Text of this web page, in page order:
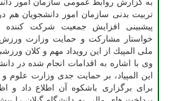
به گزارش روابط عمومی سازمان امور
تربیت بدنی سازمان امور دانشجویان هم
پیشبینی افزایش جمعیت شركت كننده
خواستار مشاركت و حمایت وزارت ورزش
ملی المپیك از این رویداد مهم و كلان
وی با اشاره به اقدامات انجام شده در
این المپیاد، بر حمایت جدی وزارت علوم
برای برگزاری باشكوه آن اطلاع داد